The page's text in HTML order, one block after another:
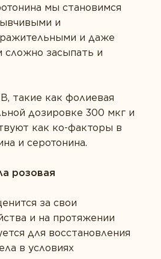
мы становимся
и
и даже
сложно засыпать и
такие как фолиевая
дозировке 300 мкг и
как ко-факторы в
и серотонина.
розовая
за свои
и на протяжении
для восстановления
в условиях